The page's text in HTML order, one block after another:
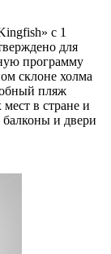
с 1
для
программу
склоне холма
пляж
в стране и
балконы и двери